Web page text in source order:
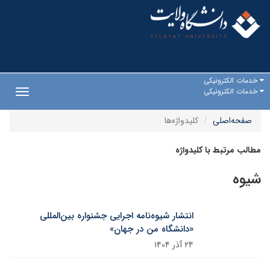
خدمات الکترونیکی
خدمات الکترونیکی
صفحه‌اصلی
کلیدواژه‌ها
مطالب مرتبط با کلیدواژه
شیوه
انتشار شیوه‌نامه اجرایی جشنواره بین‌المللی
«دانشگاه من در جهان»
۲۴ آذر ۱۴۰۴